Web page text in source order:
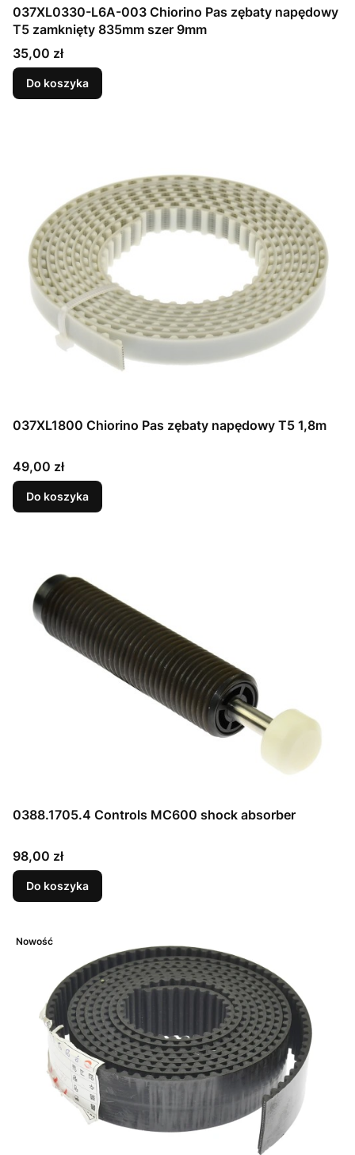
037XL0330-L6A-003 Chiorino Pas zębaty napędowy
T5 zamknięty 835mm szer 9mm
Cena
35,00 zł
Do koszyka
037XL1800 Chiorino Pas zębaty napędowy T5 1,8m
Cena
49,00 zł
Do koszyka
0388.1705.4 Controls MC600 shock absorber
Cena
98,00 zł
Do koszyka
Nowość